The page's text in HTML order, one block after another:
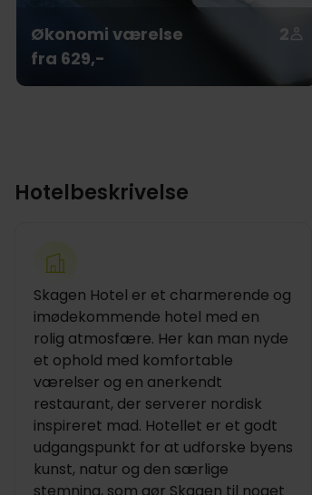
Økonomi værelse
2
fra 629,-
Hotelbeskrivelse
Skagen Hotel er et charmerende og
imødekommende hotel med en
rolig atmosfære. Her kan man nyde
et ophold med komfortable
værelser og en anerkendt
restaurant, der serverer nordisk
inspireret mad. Hotellet er et godt
udgangspunkt for at udforske byens
kunst, natur og den særlige